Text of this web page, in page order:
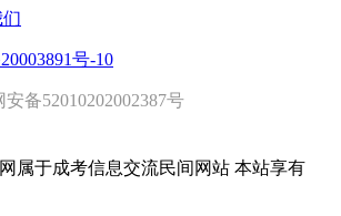
号-10
备52010202002387号
属于成考信息交流民间网站 本站享有